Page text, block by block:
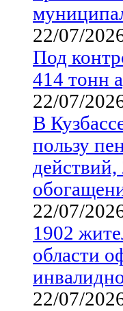
22/07/
Под
414 тонн
22/07/
В
пользу
действий,
22/07/
1902
области
22/07/